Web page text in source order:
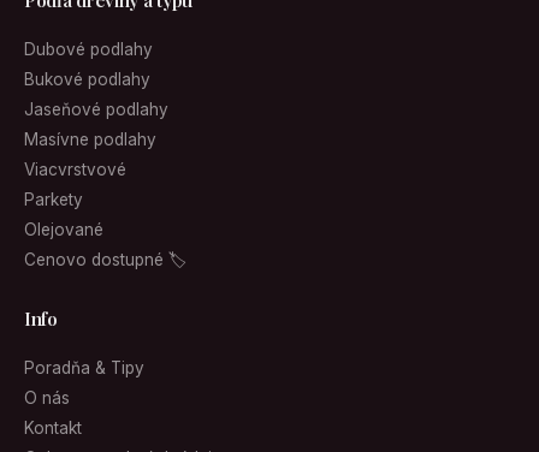
Dubové podlahy
Bukové podlahy
Jaseňové podlahy
Masívne podlahy
Viacvrstvové
Parkety
Olejované
Cenovo dostupné 🏷
Info
Poradňa & Tipy
O nás
Kontakt